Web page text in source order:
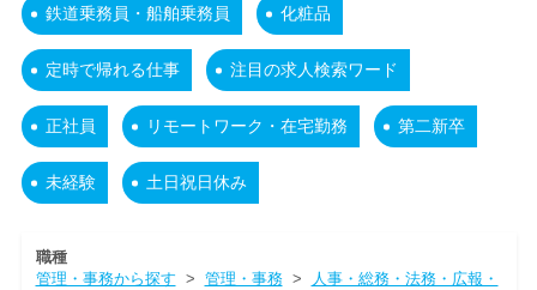
鉄道乗務員・船舶乗務員 化粧品
定時で帰れる仕事 注目の求人検索ワード
正社員 リモートワーク・在宅勤務 第二新卒
未経験 土日祝日休み
職種
管理・事務から探す > 管理・事務>
人事・総務・法務・広報・